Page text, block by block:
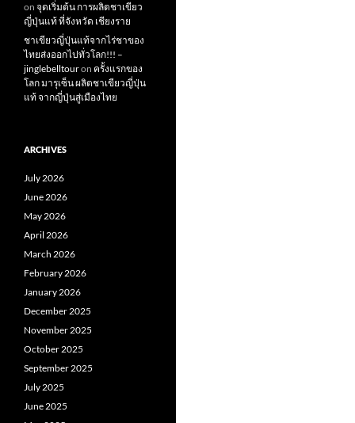
on จุดเริ่มต้น การผลิตชาเขียว
ญี่ปุ่นแท้ ที่จังหวัด เชียงราย
ชาเขียวญี่ปุ่นแท้จากไร่ชาของ
ไทยส่งออกไปทั่วโลก!!! –
jinglebelltouron ครั้งแรกของ
โลก มารุเซ็น ผลิตชาเขียวญี่ปุ่น
แท้ จากญี่ปุ่นสู่เมืองไทย
ARCHIVES
July 2026
June 2026
May 2026
April 2026
March 2026
February 2026
January 2026
December 2025
November 2025
October 2025
September 2025
July 2025
June 2025